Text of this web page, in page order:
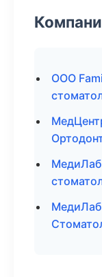
ООО
МедиЛаб